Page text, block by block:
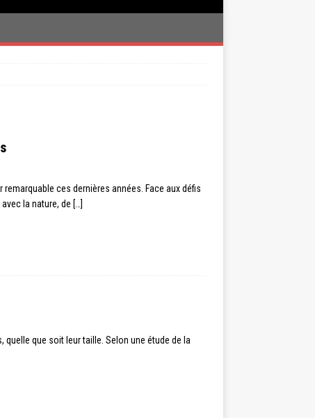
ces dernières années. Face aux défis
la nature, de […]
que soit leur taille. Selon une étude de la